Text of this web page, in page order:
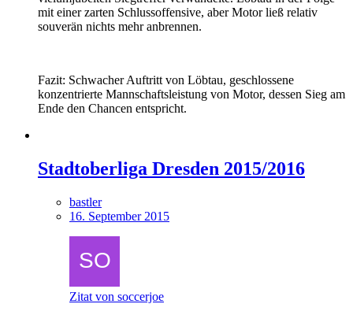
mit einer zarten Schlussoffensive, aber Motor ließ relativ
souverän nichts mehr anbrennen.
Fazit: Schwacher Auftritt von Löbtau, geschlossene
konzentrierte Mannschaftsleistung von Motor, dessen Sieg am
Ende den Chancen entspricht.
Stadtoberliga Dresden 2015/2016
bastler
16. September 2015
Zitat von soccerjoe